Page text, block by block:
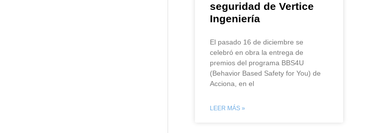
seguridad de Vertice
Ingeniería
El pasado 16 de diciembre se
celebró en obra la entrega de
premios del programa BBS4U
(Behavior Based Safety for You) de
Acciona, en el
LEER MÁS »